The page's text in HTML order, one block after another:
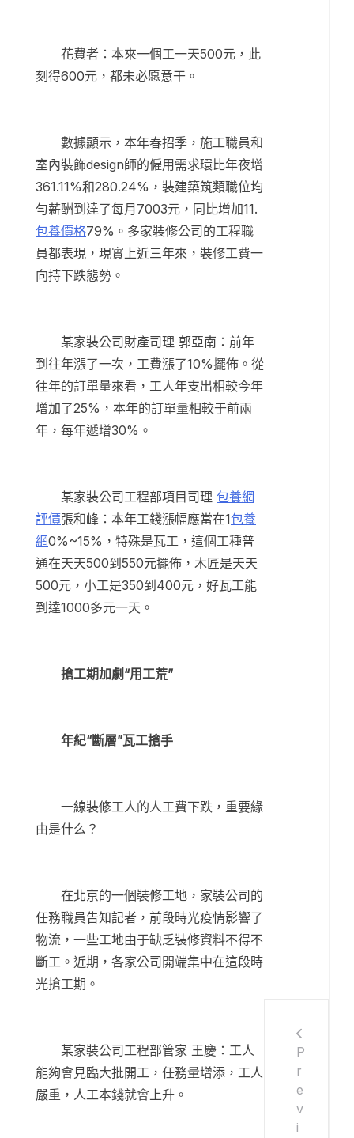
花費者：本來一個工一天500元，此
刻得600元，都未必愿意干。
數據顯示，本年春招季，施工職員和
室內裝飾design師的僱用需求環比年夜增
361.11%和280.24%，裝建築筑類職位均
勻薪酬到達了每月7003元，同比增加11.
包養價格79%。多家裝修公司的工程職
員都表現，現實上近三年來，裝修工費一
向持下跌態勢。
某家裝公司財產司理 郭亞南：前年
到往年漲了一次，工費漲了10%擺佈。從
往年的訂單量來看，工人年支出相較今年
增加了25%，本年的訂單量相較于前兩
年，每年遞增30%。
某家裝公司工程部項目司理 包養網
評價張和峰：本年工錢漲幅應當在1包養
網0%~15%，特殊是瓦工，這個工種普
通在天天500到550元擺佈，木匠是天天
500元，小工是350到400元，好瓦工能
到達1000多元一天。
搶工期加劇“用工荒”
年紀“斷層”瓦工搶手
一線裝修工人的人工費下跌，重要緣
由是什么？
在北京的一個裝修工地，家裝公司的
任務職員告知記者，前段時光疫情影響了
物流，一些工地由于缺乏裝修資料不得不
斷工。近期，各家公司開端集中在這段時
光搶工期。
某家裝公司工程部管家 王慶：工人
能夠會見臨大批開工，任務量增添，工人
嚴重，人工本錢就會上升。
P
r
e
v
i